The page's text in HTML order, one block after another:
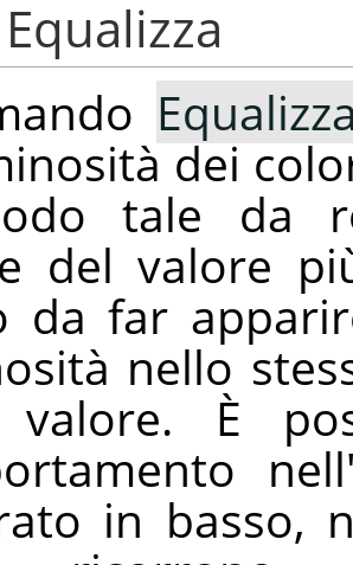
dei
tale da
del valore
da far
nello
È
in basso,